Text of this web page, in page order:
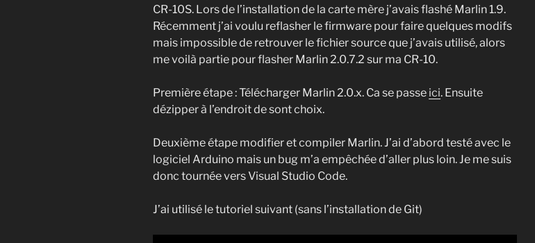
CR-10S. Lors de l’installation de la carte mère j’avais flashé Marlin 1.9.
Récemment j’ai voulu reflasher le firmware pour faire quelques modifs
mais impossible de retrouver le fichier source que j’avais utilisé, alors
me voilà partie pour flasher Marlin 2.0.7.2 sur ma CR-10.
Première étape : Télécharger Marlin 2.0.x. Ca se passe ici. Ensuite
dézipper à l’endroit de sont choix.
Deuxième étape modifier et compiler Marlin. J’ai d’abord testé avec le
logiciel Arduino mais un bug m’a empêchée d’aller plus loin. Je me suis
donc tournée vers Visual Studio Code.
J’ai utilisé le tutoriel suivant (sans l’installation de Git)